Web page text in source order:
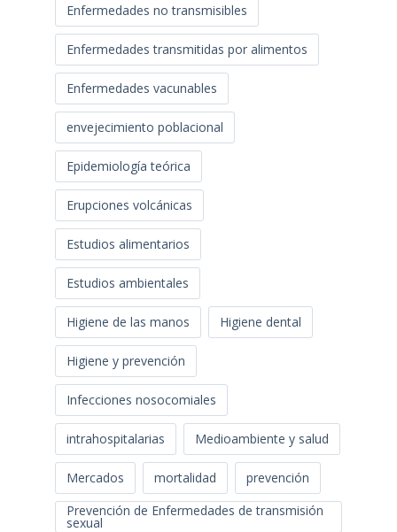
Enfermedades no transmisibles
Enfermedades transmitidas por alimentos
Enfermedades vacunables
envejecimiento poblacional
Epidemiología teórica
Erupciones volcánicas
Estudios alimentarios
Estudios ambientales
Higiene de las manos Higiene dental
Higiene y prevención
Infecciones nosocomiales
intrahospitalarias Medioambiente y salud
Mercados mortalidad
prevención
Prevención de Enfermedades de transmisión
sexual